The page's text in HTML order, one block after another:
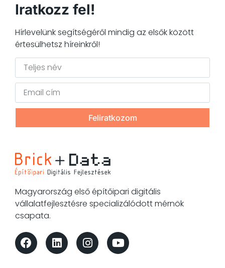
Iratkozz fel!
Hírlevelünk segítségéről mindig az elsők között
értesülhetsz híreinkről!
Feliratkozom
Magyarország első építőipari digitális
vállalatfejlesztésre specializálódott mérnök
csapata.